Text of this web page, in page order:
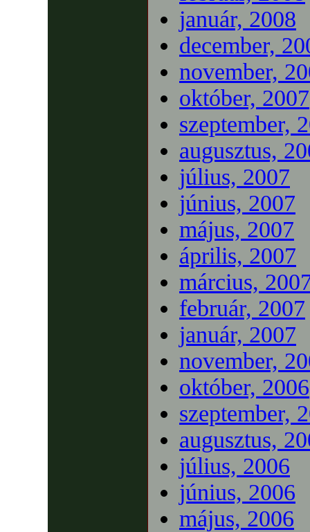
január, 2008
december,
november,
október, 2007
szeptember,
augusztus,
július, 2007
június, 2007
május, 2007
április, 2007
március,
február, 2007
január, 2007
november,
október, 2006
szeptember,
augusztus,
július, 2006
június, 2006
május, 2006